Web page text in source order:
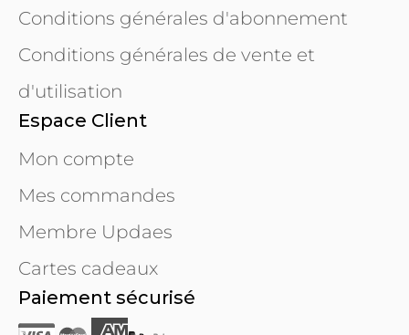
Conditions générales d'abonnement
Conditions générales de vente et
d'utilisation
Espace Client
Mon compte
Mes commandes
Membre Updaes
Cartes cadeaux
Paiement sécurisé